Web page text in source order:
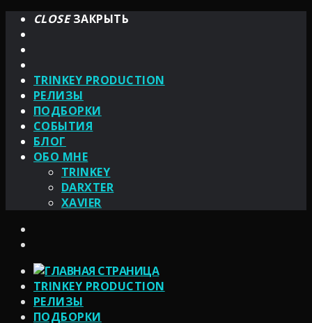
CLOSEЗАКРЫТЬ
TRINKEY PRODUCTION
РЕЛИЗЫ
ПОДБОРКИ
СОБЫТИЯ
БЛОГ
ОБО МНЕ
TRINKEY
DARXTER
XAVIER
TRINKEY PRODUCTION
РЕЛИЗЫ
ПОДБОРКИ